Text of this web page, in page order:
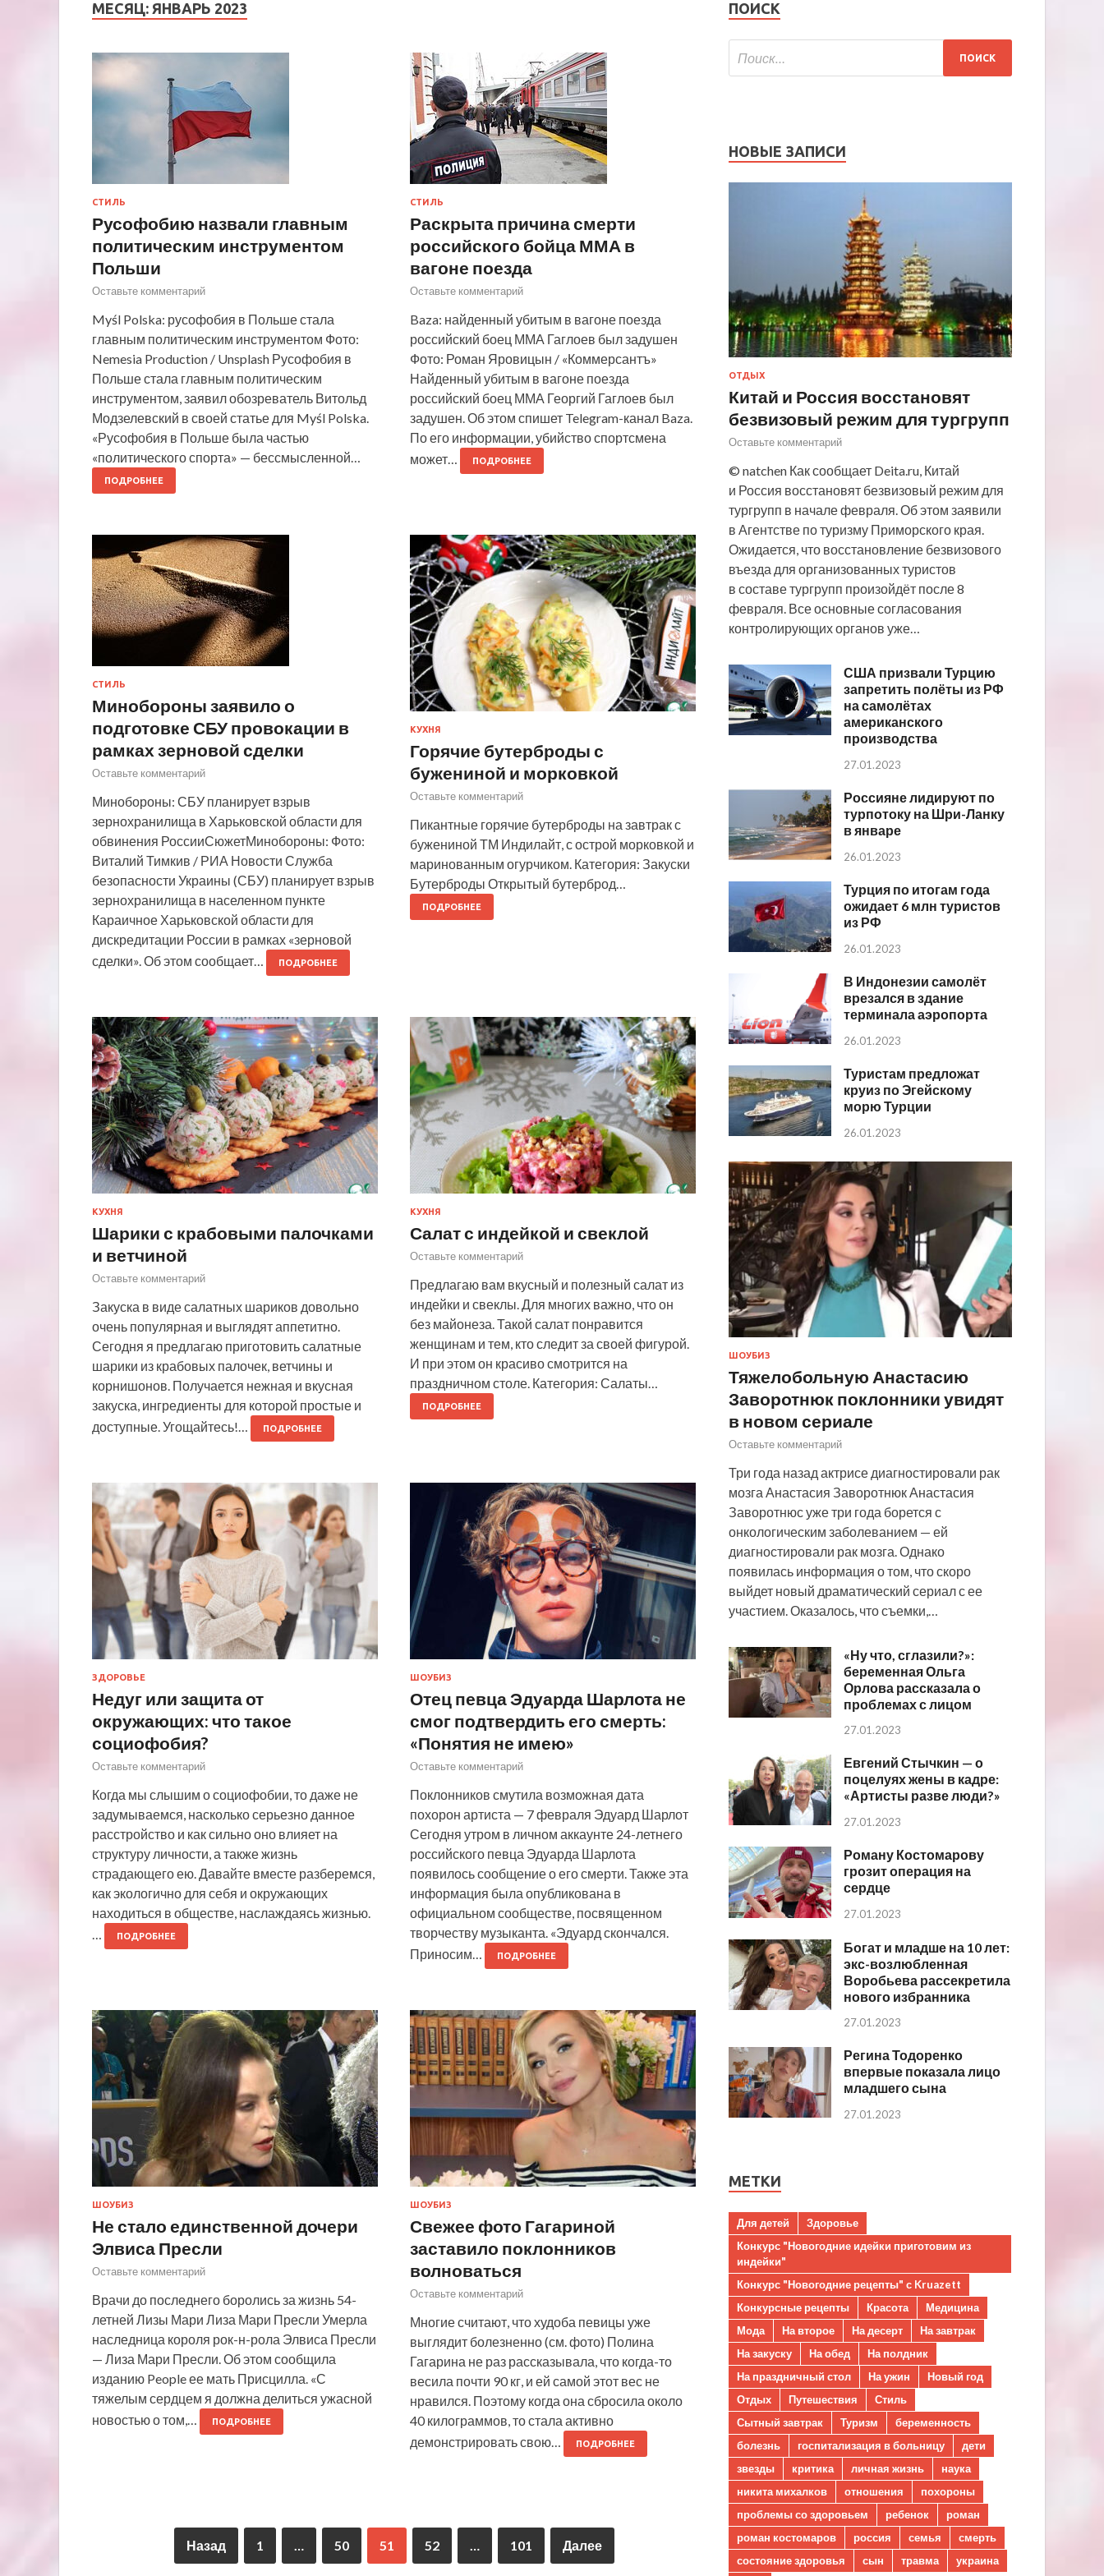
МЕСЯЦ: ЯНВАРЬ 2023
СТИЛЬ
Русофобию назвали главным
политическим инструментом
Польши
Оставьте комментарий
Myśl Polska: русофобия в Польше стала
главным политическим инструментом Фото:
Nemesia Production / Unsplash Русофобия в
Польше стала главным политическим
инструментом, заявил обозреватель Витольд
Модзелевский в своей статье для Myśl Polska.
«Русофобия в Польше была частью
«политического спорта» — бессмысленной…
ПОДРОБНЕЕ
СТИЛЬ
Раскрыта причина смерти
российского бойца ММА в
вагоне поезда
Оставьте комментарий
Baza: найденный убитым в вагоне поезда
российский боец ММА Гаглоев был задушен
Фото: Роман Яровицын / «Коммерсантъ»
Найденный убитым в вагоне поезда
российский боец ММА Георгий Гаглоев был
задушен. Об этом спишет Telegram-канал Baza.
По его информации, убийство спортсмена
может…
ПОДРОБНЕЕ
СТИЛЬ
Минобороны заявило о
подготовке СБУ провокации в
рамках зерновой сделки
Оставьте комментарий
Минобороны: СБУ планирует взрыв
зернохранилища в Харьковской области для
обвинения РоссииСюжетМинобороны: Фото:
Виталий Тимкив / РИА Новости Служба
безопасности Украины (СБУ) планирует взрыв
зернохранилища в населенном пункте
Караичное Харьковской области для
дискредитации России в рамках «зерновой
сделки». Об этом сообщает…
ПОДРОБНЕЕ
КУХНЯ
Горячие бутерброды с
бужениной и морковкой
Оставьте комментарий
Пикантные горячие бутерброды на завтрак с
бужениной ТМ Индилайт, с острой морковкой и
маринованным огурчиком. Категория: Закуски
Бутерброды Открытый бутерброд…
ПОДРОБНЕЕ
КУХНЯ
Шарики с крабовыми палочками
и ветчиной
Оставьте комментарий
Закуска в виде салатных шариков довольно
очень популярная и выглядят аппетитно.
Сегодня я предлагаю приготовить салатные
шарики из крабовых палочек, ветчины и
корнишонов. Получается нежная и вкусная
закуска, ингредиенты для которой простые и
доступные. Угощайтесь!…
ПОДРОБНЕЕ
КУХНЯ
Салат с индейкой и свеклой
Оставьте комментарий
Предлагаю вам вкусный и полезный салат из
индейки и свеклы. Для многих важно, что он
без майонеза. Такой салат понравится
женщинам и тем, кто следит за своей фигурой.
И при этом он красиво смотрится на
праздничном столе. Категория: Салаты…
ПОДРОБНЕЕ
ЗДОРОВЬЕ
Недуг или защита от
окружающих: что такое
социофобия?
Оставьте комментарий
Когда мы слышим о социофобии, то даже не
задумываемся, насколько серьезно данное
расстройство и как сильно оно влияет на
структуру личности, а также жизнь
страдающего ею. Давайте вместе разберемся,
как экологично для себя и окружающих
находиться в обществе, наслаждаясь жизнью.
…
ПОДРОБНЕЕ
ШОУБИЗ
Отец певца Эдуарда Шарлота не
смог подтвердить его смерть:
«Понятия не имею»
Оставьте комментарий
Поклонников смутила возможная дата
похорон артиста — 7 февраля Эдуард Шарлот
Сегодня утром в личном аккаунте 24-летнего
российского певца Эдуарда Шарлота
появилось сообщение о его смерти. Также эта
информация была опубликована в
официальном сообществе, посвященном
творчеству музыканта. «Эдуард скончался.
Приносим…
ПОДРОБНЕЕ
ШОУБИЗ
Не стало единственной дочери
Элвиса Пресли
Оставьте комментарий
Врачи до последнего боролись за жизнь 54-
летней Лизы Мари Лиза Мари Пресли Умерла
наследница короля рок-н-рола Элвиса Пресли
— Лиза Мари Пресли. Об этом сообщила
изданию People ее мать Присцилла. «С
тяжелым сердцем я должна делиться ужасной
новостью о том,…
ПОДРОБНЕЕ
ШОУБИЗ
Свежее фото Гагариной
заставило поклонников
волноваться
Оставьте комментарий
Многие считают, что худоба певицы уже
выглядит болезненно (см. фото) Полина
Гагарина не раз рассказывала, что когда-то
весила почти 90 кг, и ей самой этот вес не
нравился. Поэтому когда она сбросила около
40 килограммов, то стала активно
демонстрировать свою…
ПОДРОБНЕЕ
Назад 1 … 50 51 52 … 101 Далее
ПОИСК
НОВЫЕ ЗАПИСИ
ОТДЫХ
Китай и Россия восстановят
безвизовый режим для тургрупп
Оставьте комментарий
© natchen Как сообщает Deita.ru, Китай
и Россия восстановят безвизовый режим для
тургрупп в начале февраля. Об этом заявили
в Агентстве по туризму Приморского края.
Ожидается, что восстановление безвизового
въезда для организованных туристов
в составе тургрупп произойдёт после 8
февраля. Все основные согласования
контролирующих органов уже…
США призвали Турцию
запретить полёты из РФ
на самолётах
американского
производства
27.01.2023
Россияне лидируют по
турпотоку на Шри-Ланку
в январе
26.01.2023
Турция по итогам года
ожидает 6 млн туристов
из РФ
26.01.2023
В Индонезии самолёт
врезался в здание
терминала аэропорта
26.01.2023
Туристам предложат
круиз по Эгейскому
морю Турции
26.01.2023
ШОУБИЗ
Тяжелобольную Анастасию
Заворотнюк поклонники увидят
в новом сериале
Оставьте комментарий
Три года назад актрисе диагностировали рак
мозга Анастасия Заворотнюк Анастасия
Заворотнюс уже три года борется с
онкологическим заболеванием — ей
диагностировали рак мозга. Однако
появилась информация о том, что скоро
выйдет новый драматический сериал с ее
участием. Оказалось, что съемки,…
«Ну что, сглазили?»:
беременная Ольга
Орлова рассказала о
проблемах с лицом
27.01.2023
Евгений Стычкин — о
поцелуях жены в кадре:
«Артисты разве люди?»
27.01.2023
Роману Костомарову
грозит операция на
сердце
27.01.2023
Богат и младше на 10 лет:
экс-возлюбленная
Воробьева рассекретила
нового избранника
27.01.2023
Регина Тодоренко
впервые показала лицо
младшего сына
27.01.2023
МЕТКИ
Для детей
Здоровье
Конкурс "Новогодние идейки приготовим из
индейки"
Конкурс "Новогодние рецепты" с Kruazett
Конкурсные рецепты
Красота
Медицина
Мода
На второе На десерт
На завтрак
На закуску
На обед
На полдник
На праздничный стол
На ужин
Новый год
Отдых
Путешествия
Стиль
Сытный завтрак
Туризм
беременность
болезнь
госпитализация в больницу
дети
звезды
критика личная жизнь
наука
никита михалков
отношения
похороны
проблемы со здоровьем
ребенок
роман
роман костомаров
россия семья
смерть
состояние здоровья
сын травма украина